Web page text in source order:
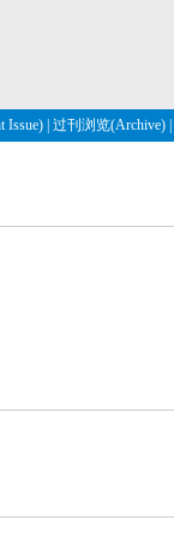
Issue)| 过刊浏览(Archive)|